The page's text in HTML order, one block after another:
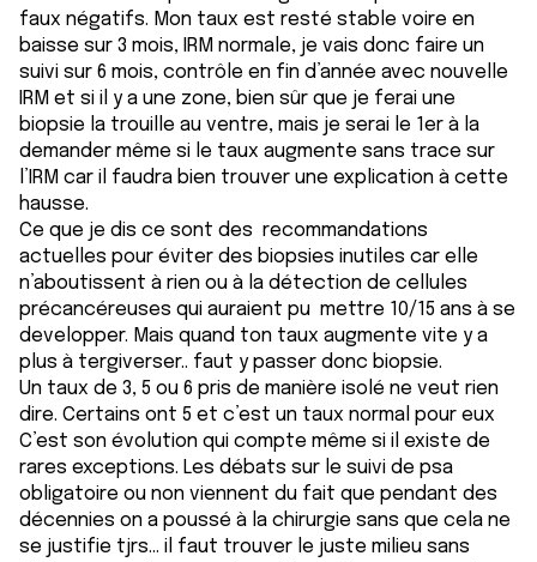
faux négatifs. Mon taux est resté stable voire en
baisse sur 3 mois, IRM normale, je vais donc faire un
suivi sur 6 mois, contrôle en fin d’année avec nouvelle
IRM et si il y a une zone, bien sûr que je ferai une
biopsie la trouille au ventre, mais je serai le 1er à la
demander même si le taux augmente sans trace sur
l’IRM car il faudra bien trouver une explication à cette
hausse.
Ce que je dis ce sont des recommandations
actuelles pour éviter des biopsies inutiles car elle
n’aboutissent à rien ou à la détection de cellules
précancéreuses qui auraient pu mettre 10/15 ans à se
developper. Mais quand ton taux augmente vite y a
plus à tergiverser.. faut y passer donc biopsie.
Un taux de 3, 5 ou 6 pris de manière isolé ne veut rien
dire. Certains ont 5 et c’est un taux normal pour eux
C’est son évolution qui compte même si il existe de
rares exceptions. Les débats sur le suivi de psa
obligatoire ou non viennent du fait que pendant des
décennies on a poussé à la chirurgie sans que cela ne
se justifie tjrs… il faut trouver le juste milieu sans